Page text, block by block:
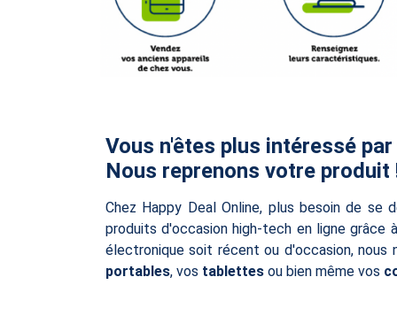
Vous n'êtes plus intéressé
Nous reprenons votre produit
Chez Happy Deal Online, plus besoin de se
produits d'occasion high-tech en ligne grâce
électronique soit récent ou d'occasion, nous
portables, vos tablettesou bien même vos